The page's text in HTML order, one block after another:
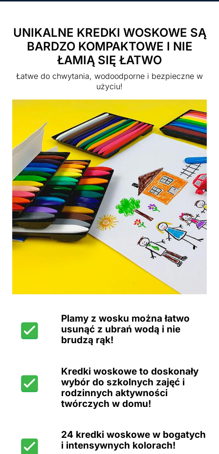
UNIKALNE KREDKI WOSKOWE SĄ
BARDZO KOMPAKTOWE I NIE
ŁAMIĄ SIĘ ŁATWO
Łatwe do chwytania, wodoodporne i bezpieczne w
użyciu!
Plamy z wosku można łatwo
usunąć z ubrań wodą i nie
brudzą rąk!
Kredki woskowe to doskonały
wybór do szkolnych zajęć i
rodzinnych aktywności
twórczych w domu!
24 kredki woskowe w bogatych
i intensywnych kolorach!